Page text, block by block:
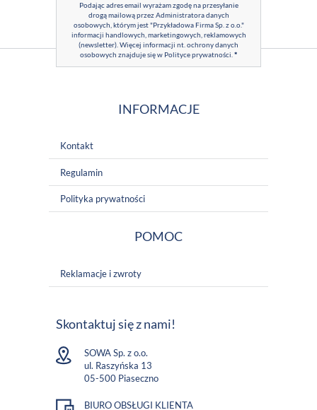
Podając adres email wyrażam zgodę na przesyłanie
drogą mailową przez Administratora danych
osobowych, którym jest "Przykładowa Firma Sp. z o.o."
informacji handlowych, marketingowych, reklamowych
(newsletter). Więcej informacji nt. ochrony danych
osobowych znajduje się w Polityce prywatności *
INFORMACJE
Kontakt
Regulamin
Polityka prywatności
POMOC
Reklamacje i zwroty
Skontaktuj się z nami!
SOWA Sp. z o.o.
ul. Raszyńska 13
05-500 Piaseczno
BIURO OBSŁUGI KLIENTA